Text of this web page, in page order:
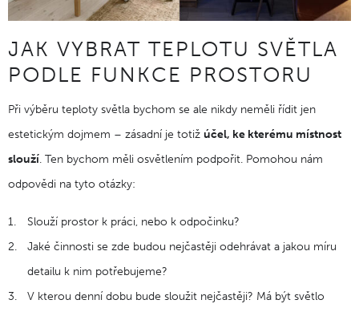
JAK VYBRAT TEPLOTU SVĚTLA
PODLE FUNKCE PROSTORU
Při výběru teploty světla bychom se ale nikdy neměli řídit jen
estetickým dojmem – zásadní je totiž účel, ke kterému místnost
slouží. Ten bychom měli osvětlením podpořit. Pomohou nám
odpovědi na tyto otázky:
Slouží prostor k práci, nebo k odpočinku?
Jaké činnosti se zde budou nejčastěji odehrávat a jakou míru
detailu k nim potřebujeme?
V kterou denní dobu bude sloužit nejčastěji? Má být světlo